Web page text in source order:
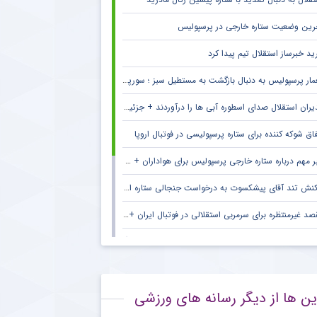
وضعیت ستاره خارجی در پرسپولیس
خبرساز استقلال تیم پیدا کرد
پرسپولیس به دنبال بازگشت به مستطیل سبز ؛ سورپرایز بزرگ در راه است ؟ + جزئیات
استقلال صدای اسطوره آبی ها را درآوردند + جزئیات
شوکه کننده برای ستاره پرسپولیسی در فوتبال اروپا
مهم درباره ستاره خارجی پرسپولیس برای هواداران + جزئیات
تند آقای پیشکسوت به درخواست جنجالی ستاره استقلال + جزئیات
غیرمنتظره برای سرمربی استقلالی در فوتبال ایران + جزئیات
جالب آندره‌آ کامبیاسو برای ترک یوونتوس
ها از دیگر رسانه های ورزشی